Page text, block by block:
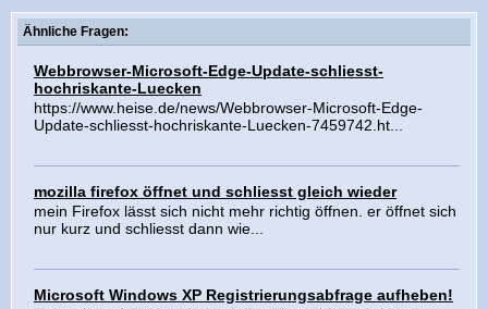
Ähnliche Fragen:
Webbrowser-Microsoft-Edge-Update-schliesst-
hochriskante-Luecken
https://www.heise.de/news/Webbrowser-Microsoft-Edge-
Update-schliesst-hochriskante-Luecken-7459742.ht...
mozilla firefox öffnet und schliesst gleich wieder
mein Firefox lässt sich nicht mehr richtig öffnen. er öffnet sich
nur kurz und schliesst dann wie...
Microsoft Windows XP Registrierungsabfrage aufheben!